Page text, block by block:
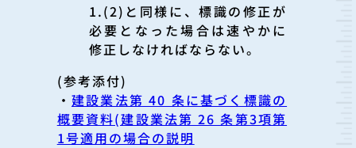
1.(2)と同様に、標識の修正が
必要となった場合は速やかに
修正しなければならない。
(参考添付)
・ 建設業法第 40 条に基づく標識の
概要資料(建設業法第 26 条第3項第
1号適用の場合の説明